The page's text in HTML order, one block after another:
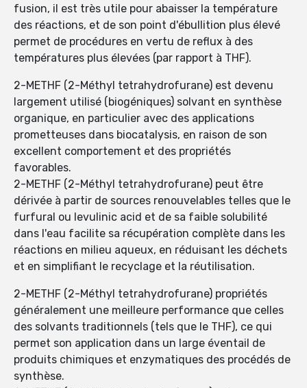
fusion, il est très utile pour abaisser la température
des réactions, et de son point d'ébullition plus élevé
permet de procédures en vertu de reflux à des
températures plus élevées (par rapport à THF).
2-METHF (2-Méthyl tetrahydrofurane) est devenu
largement utilisé (biogéniques) solvant en synthèse
organique, en particulier avec des applications
prometteuses dans biocatalysis, en raison de son
excellent comportement et des propriétés
favorables.
2-METHF (2-Méthyl tetrahydrofurane) peut être
dérivée à partir de sources renouvelables telles que le
furfural ou levulinic acid et de sa faible solubilité
dans l'eau facilite sa récupération complète dans les
réactions en milieu aqueux, en réduisant les déchets
et en simplifiant le recyclage et la réutilisation.
2-METHF (2-Méthyl tetrahydrofurane) propriétés
généralement une meilleure performance que celles
des solvants traditionnels (tels que le THF), ce qui
permet son application dans un large éventail de
produits chimiques et enzymatiques des procédés de
synthèse.